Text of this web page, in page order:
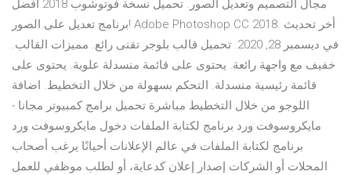
مجال التصميم وتعديل الصور. تحميل نسخة فوتوشوب 2018 أفضل
برنامج تعديل على الصور! Adobe Photoshop CC 2018. أخر تحديث
في ديسمبر 28, 2020. تحميل قالب بلوجر تقنى رائع. مميزات القالب.
خفيف مع واجهة رائعة. يحتوى على قائمة منسدلة علوية. يحتوى على
قائمة رئيسية منسدلة. التحكم بسهولة من خلال التخطيط. اضافة
اللوجو من خلال التخطيط مباشرة تحميل برامج كمبيوتر مجانا -
مايكروسوفت ورد برنامج لكتابة الملفات دخول مايكروسوفت ورد
برنامج لكتابة الملفات في عالم الإعلانات أحيانًا يرغب أصحاب
المحلات أو الشركات إصدار إعلان كدعاية، أو لطلب موظفي للعمل